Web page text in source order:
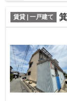
賃貸 | 一戸建て